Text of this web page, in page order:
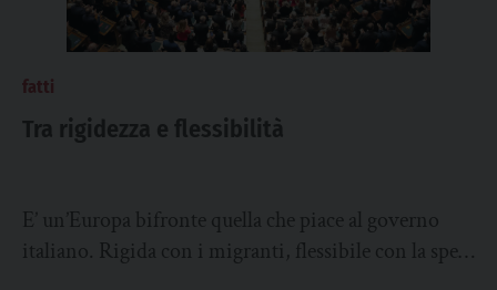
fatti
Tra rigidezza e flessibilità
E’ un’Europa bifronte quella che piace al governo
italiano. Rigida con i migranti, flessibile con la spesa